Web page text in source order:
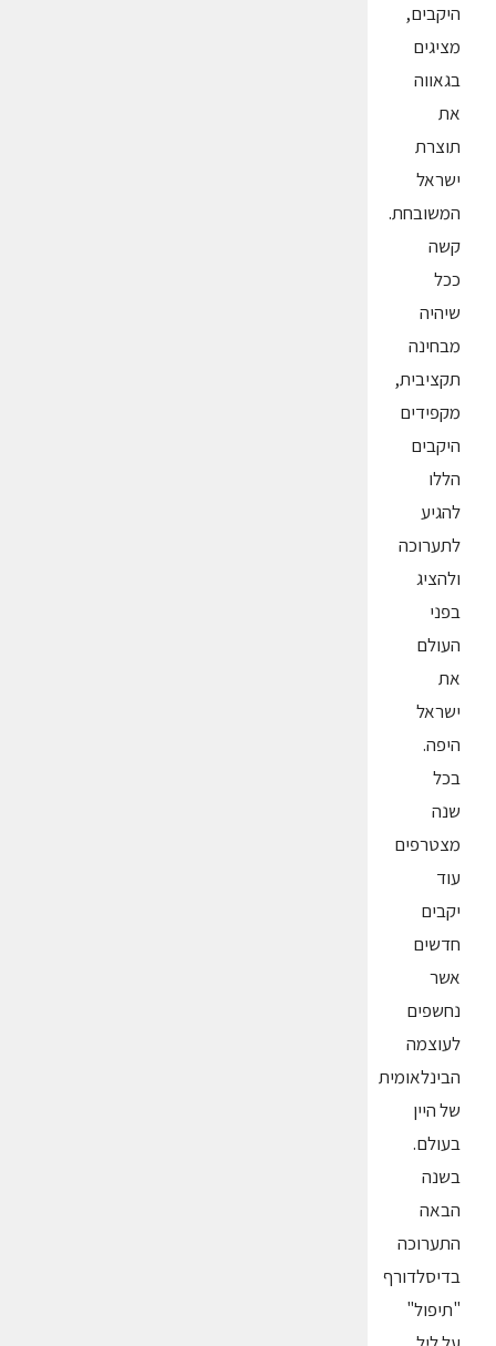
היקבים,
מציגים
בגאווה
את
תוצרת
ישראל
המשובחת.
קשה
ככל
שיהיה
מבחינה
תקציבית,
מקפידים
היקבים
הללו
להגיע
לתערוכה
ולהציג
בפני
העולם
את
ישראל
היפה.
בכל
שנה
מצטרפים
עוד
יקבים
חדשים
אשר
נחשפים
לעוצמה
הבינלאומית
של היין
בעולם.
בשנה
הבאה
התערוכה
בדיסלדורף
"תיפול"